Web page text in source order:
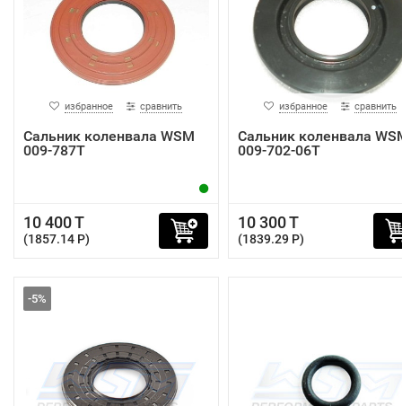
избранное сравнить
Сальник коленвала WSM
009-787T
10 400 T
(1857.14 P)
избранное сравнить
Сальник коленвала
009-702-06T
10 300 T
(1839.29 P)
-5%